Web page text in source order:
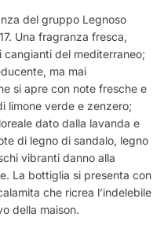
del gruppo Legnoso
Una fragranza fresca,
cangianti del mediterraneo;
ma mai
si apre con note fresche e
limone verde e zenzero;
dato dalla lavanda e
di legno di sandalo, legno
vibranti danno alla
La bottiglia si presenta con
che ricrea l’indelebile
della maison.